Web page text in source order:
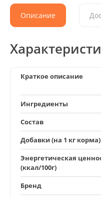
Описание
Краткое описание
Ингредиенты
Состав
Добавки (на 1 кг корма)
Энергетическая
(ккал/100г)
Бренд